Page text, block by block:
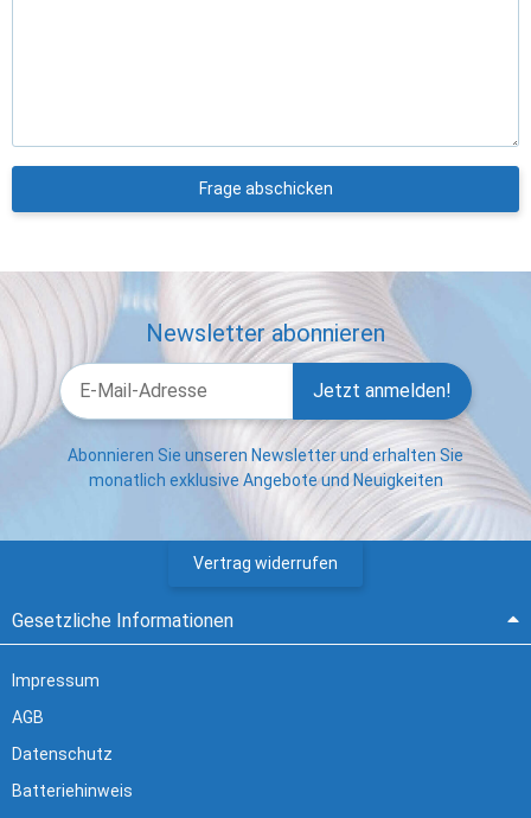
Frage abschicken
Newsletter abonnieren
Jetzt anmelden!
Abonnieren Sie unseren Newsletter und erhalten Sie
monatlich exklusive Angebote und Neuigkeiten
Vertrag widerrufen
Gesetzliche Informationen
Impressum
AGB
Datenschutz
Batteriehinweis